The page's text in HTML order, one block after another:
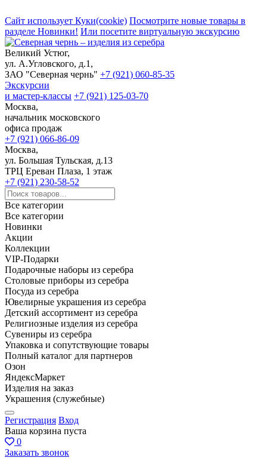
Сайт использует Куки(cookie) Посмотрите новые товары в
разделе Новинки! Или посетите виртуальную экскурсию
Великий Устюг,
ул. А.Угловского, д.1,
ЗАО "Северная чернь" +7 (921) 060-85-35
Экскурсии
и мастер-классы +7 (921) 125-03-70
Москва,
начальник московского
офиса продаж
+7 (921) 066-86-09
Москва,
ул. Большая Тульская, д.13
ТРЦ Ереван Плаза, 1 этаж
+7 (921) 230-58-52
Все категории
Все категории
Новинки
Акции
Коллекции
VIP-Подарки
Подарочные наборы из серебра
Столовые приборы из серебра
Посуда из серебра
Ювелирные украшения из серебра
Детский ассортимент из серебра
Религиозные изделия из серебра
Сувениры из серебра
Упаковка и сопутствующие товары
Полный каталог для партнеров
Озон
ЯндексМаркет
Изделия на заказ
Украшения (служебные)
Регистрация Вход
Ваша корзина пуста
0
Заказать звонок